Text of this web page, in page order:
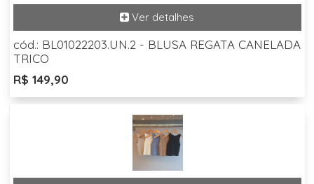
cód.: BL01022203.UN.2 - BLUSA REGATA CANELADA
TRICO
R$ 149,90